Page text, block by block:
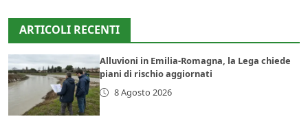
ARTICOLI RECENTI
Alluvioni in Emilia-Romagna, la Lega chiede
piani di rischio aggiornati
8 Agosto 2026